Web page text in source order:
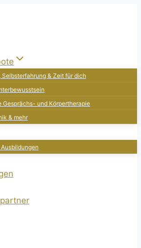
Selbsterfahrung & Zeit für dich
Gesprächs- und Körpertherapie
& mehr